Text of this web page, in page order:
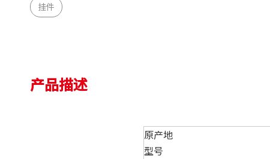
挂件
产品描述
原产地
型号